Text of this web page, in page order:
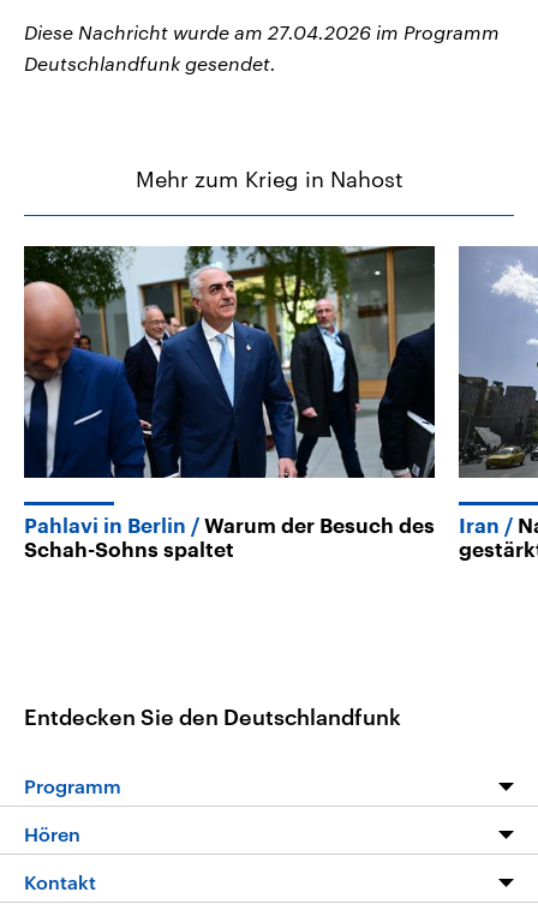
Diese Nachricht wurde am 27.04.2026 im Programm
Deutschlandfunk gesendet.
Mehr zum Krieg in Nahost
Pahlavi in Berlin
Warum der Besuch des
Schah-Sohns spaltet
Iran
Entdecken Sie den Deutschlandfunk
Programm
Programm
Die Nachrichten
Hören
Livestream
Kontakt